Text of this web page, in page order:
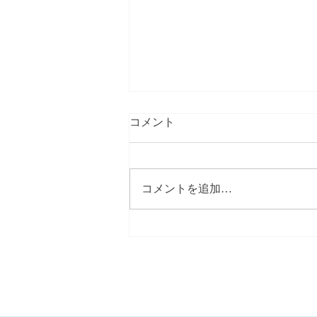
コメント
コメントを追加…